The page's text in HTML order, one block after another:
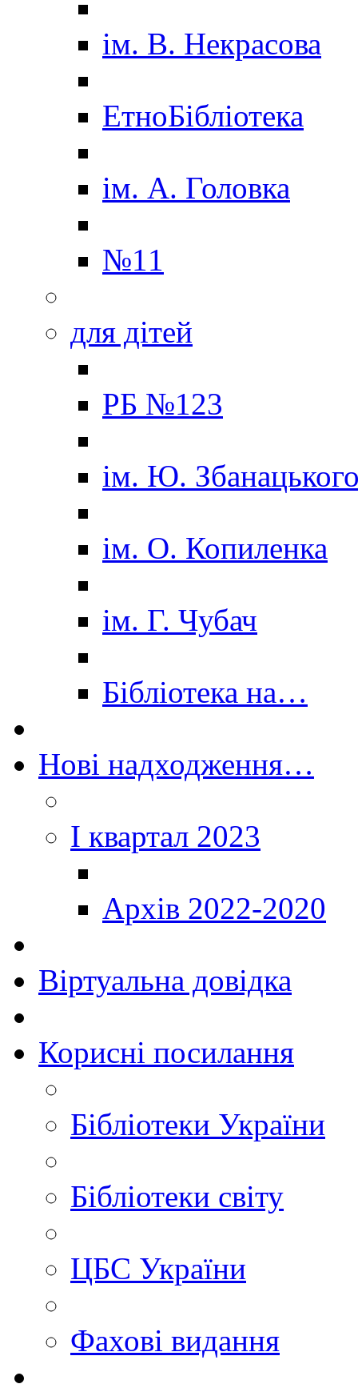
ім. В. Некрасова
ЕтноБібліотека
ім. А. Головка
№11
для дітей
РБ №123
ім. Ю.
ім. О. Копиленка
ім. Г. Чубач
Бібліотека на…
Нові надходження…
I квартал 2023
Архів 2022-2020
Віртуальна довідка
Корисні посилання
Бібліотеки України
Бібліотеки світу
ЦБС України
Фахові видання